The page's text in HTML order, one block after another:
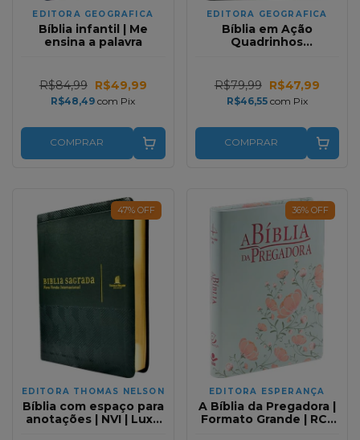
EDITORA GEOGRAFICA
Bíblia infantil | Me
ensina a palavra
R$84,99 R$49,99
R$48,49com Pix
COMPRAR
EDITORA GEOGRAFICA
Bíblia em Ação
Quadrinhos
R$79,99 R$47,99
R$46,55 com Pix
COMPRAR
47% OFF
EDITORA THOMAS NELSON
Bíblia com espaço para
anotações | NVI | Luxo
36% OFF
EDITORA ESPERANÇA
A Bíblia da Pregadora |
Formato Grande | RC |